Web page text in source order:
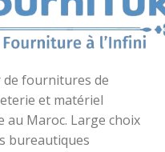
fournitures de
et matériel
au Maroc. Large choix
bureautiques